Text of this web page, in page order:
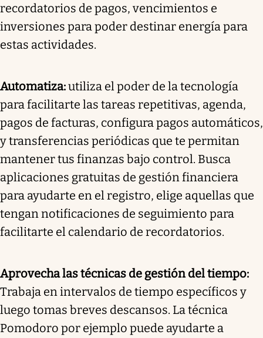
recordatorios de pagos, vencimientos e
inversiones para poder destinar energía para
estas actividades.
Automatiza:utiliza el poder de la tecnología
para facilitarte las tareas repetitivas, agenda,
pagos de facturas, configura pagos automáticos,
y transferencias periódicas que te permitan
mantener tus finanzas bajo control. Busca
aplicaciones gratuitas de gestión financiera
para ayudarte en el registro, elige aquellas que
tengan notificaciones de seguimiento para
facilitarte el calendario de recordatorios.
Aprovecha las técnicas de gestión del tiempo:
Trabaja en intervalos de tiempo específicos y
luego tomas breves descansos. La técnica
Pomodoro por ejemplo puede ayudarte a